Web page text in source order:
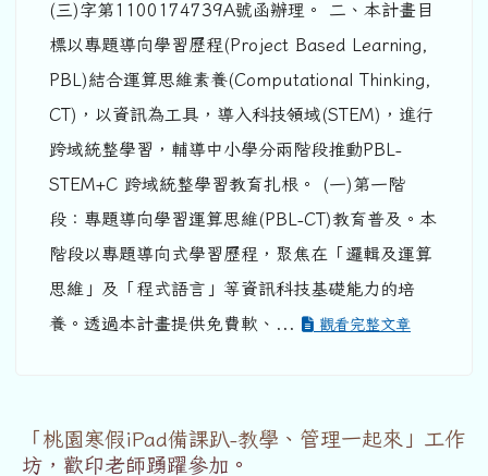
(三)字第1100174739A號函辦理。 二、本計畫目
標以專題導向學習歷程(Project Based Learning,
PBL)結合運算思維素養(Computational Thinking,
CT)，以資訊為工具，導入科技領域(STEM)，進行
跨域統整學習，輔導中小學分兩階段推動PBL-
STEM+C 跨域統整學習教育扎根。 (一)第一階
段：專題導向學習運算思維(PBL-CT)教育普及。本
階段以專題導向式學習歷程，聚焦在「邏輯及運算
思維」及「程式語言」等資訊科技基礎能力的培
養。透過本計畫提供免費軟、...
觀看完整文章
「桃園寒假iPad備課趴-教學、管理一起來」工作
坊，歡印老師踴躍參加。